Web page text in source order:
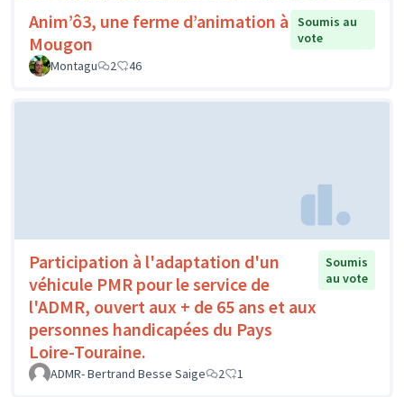
Anim’ô3, une ferme d’animation à
Mougon
Soumis au
vote
Montagu
2 46
Participation à l'adaptation d'un
véhicule PMR pour le service de
l'ADMR, ouvert aux + de 65 ans et aux
personnes handicapées du Pays
Loire-Touraine.
Soumis
au vote
ADMR- Bertrand Besse Saige 2 1